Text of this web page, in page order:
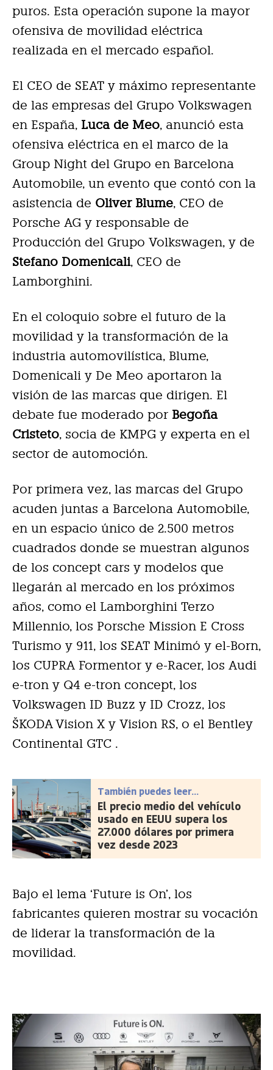
puros. Esta operación supone la mayor
ofensiva de movilidad eléctrica
realizada en el mercado español.
El CEO de SEAT y máximo representante
de las empresas del Grupo Volkswagen
en España, Luca de Meo, anunció esta
ofensiva eléctrica en el marco de la
Group Night del Grupo en Barcelona
Automobile, un evento que contó con la
asistencia de Oliver Blume, CEO de
Porsche AG y responsable de
Producción del Grupo Volkswagen, y de
Stefano Domenicali, CEO de
Lamborghini.
En el coloquio sobre el futuro de la
movilidad y la transformación de la
industria automovilística, Blume,
Domenicali y De Meo aportaron la
visión de las marcas que dirigen. El
debate fue moderado por Begoña
Cristeto, socia de KMPG y experta en el
sector de automoción.
Por primera vez, las marcas del Grupo
acuden juntas a Barcelona Automobile,
en un espacio único de 2.500 metros
cuadrados donde se muestran algunos
de los concept cars y modelos que
llegarán al mercado en los próximos
años, como el Lamborghini Terzo
Millennio, los Porsche Mission E Cross
Turismo y 911, los SEAT Minimó y el-Born,
los CUPRA Formentor y e-Racer, los Audi
e-tron y Q4 e-tron concept, los
Volkswagen ID Buzz y ID Crozz, los
ŠKODA Vision X y Vision RS, o el Bentley
Continental GTC .
También puedes leer...
El precio medio del vehículo
usado en EEUU supera los
27.000 dólares por primera
vez desde 2023
Bajo el lema ‘Future is On’, los
fabricantes quieren mostrar su vocación
de liderar la transformación de la
movilidad.